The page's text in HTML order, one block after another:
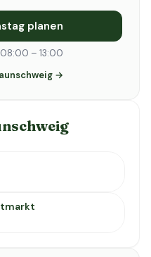
planen
– 13:00
→